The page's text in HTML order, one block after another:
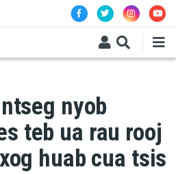
nyob
teb ua rau rooj
huab cua tsis